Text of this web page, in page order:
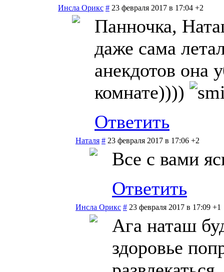
Инсла Орикс # 23 февраля 2017 в 17:04 +2
Панночка,
даже сама
анекдотов она
комнате))))
Ответить
Наталя # 23 февраля 2017 в 17:06 +2
Все с вами
Ответить
Инсла Орикс # 23 февраля 2017 в 17:09 +1
Ага наташ
здоровье